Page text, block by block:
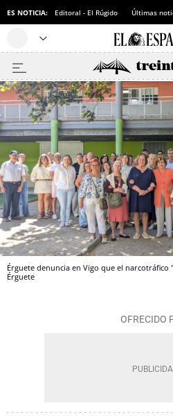
ES NOTICIA: Editoral - El Rúgido Últimas
Érguete denuncia en Vigo que el narcotráfico
Érguete
OFRECIDO